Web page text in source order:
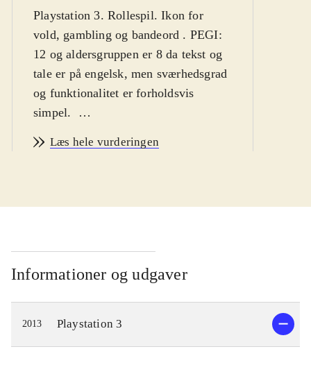
Playstation 3. Rollespil. Ikon for
vold, gambling og bandeord . PEGI:
12 og aldersgruppen er 8 da tekst og
tale er på engelsk, men sværhedsgrad
og funktionalitet er forholdsvis
simpel.
Oliver, som begiver sig ud på en
parallelverdenen Ni no Kuni. På
ekstraordinære karakterer, og flere af
dem bliver hjælpsomme allierede. De
guider Oliver når han udforsker
parallelverdenen og lærer ham
magiske tricks, som vil gøre ham
stærk nok til at konfrontere hans
Læs hele vurderingen
Informationer og udgaver
2013 Playstation 3